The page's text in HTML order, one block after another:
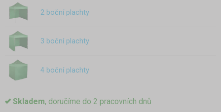
2 boční plachty
3 boční plachty
4 boční plachty
Skladem, doručíme do 2 pracovních dnů